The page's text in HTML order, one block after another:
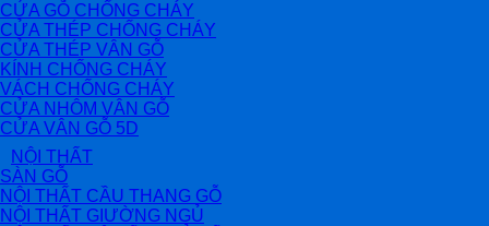
CỬA GỖ CHỐNG CHÁY
CỬA THÉP CHỐNG CHÁY
CỬA THÉP VÂN GỖ
KÍNH CHỐNG CHÁY
VÁCH CHỐNG CHÁY
CỬA NHÔM VÂN GỖ
CỬA VÂN GỖ 5D
NỘI THẤT
SÀN GỖ
NỘI THẤT CẦU THANG GỖ
NỘI THẤT GIƯỜNG NGỦ